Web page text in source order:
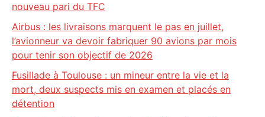
nouveau pari du TFC
Airbus : les livraisons marquent le pas en juillet,
l’avionneur va devoir fabriquer 90 avions par mois
pour tenir son objectif de 2026
Fusillade à Toulouse : un mineur entre la vie et la
mort, deux suspects mis en examen et placés en
détention